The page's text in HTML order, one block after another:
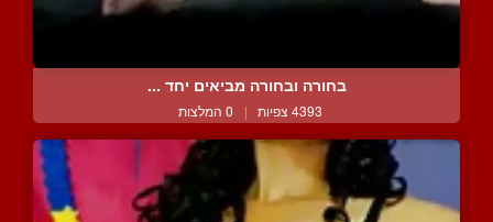
בחורה ובחורה מביאים יחד ...
4393 צפיות | 0 המלצות